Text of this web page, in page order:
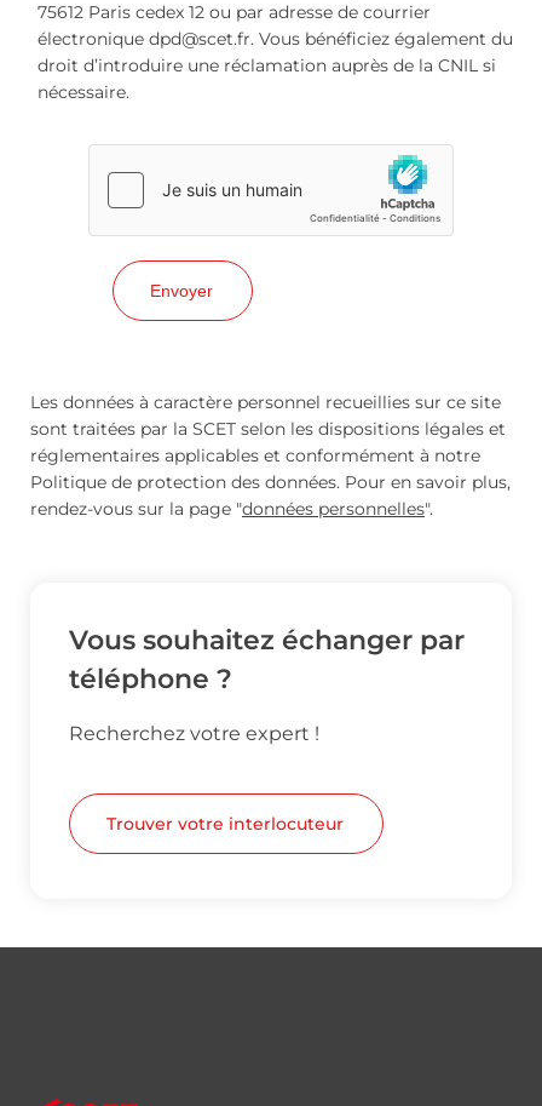
75612 Paris cedex 12 ou par adresse de courrier
électronique dpd@scet.fr. Vous bénéficiez également du
droit d’introduire une réclamation auprès de la CNIL si
nécessaire.
Les données à caractère personnel recueillies sur ce site
sont traitées par la SCET selon les dispositions légales et
réglementaires applicables et conformément à notre
Politique de protection des données. Pour en savoir plus,
rendez-vous sur la page "données personnelles".
Vous souhaitez échanger par
téléphone ?
Recherchez votre expert !
Trouver votre interlocuteur